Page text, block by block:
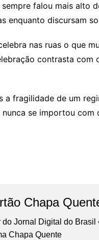
falou mais alto
enquanto discursam
nas ruas o que
contrasta com
fragilidade de um
se importou com
Chapa
do Jornal Digital do Brasil
Chapa Quente